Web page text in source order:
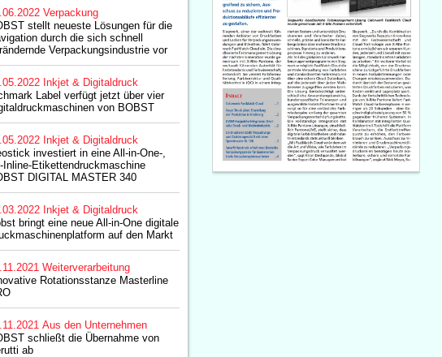
Verpackung
stellt neueste Lösungen für die
durch die sich schnell
Verpackungsindustrie vor
Inkjet & Digitaldruck
Label verfügt jetzt über vier
von BOBST
Inkjet & Digitaldruck
investiert in eine All-in-One-,
Inline-Etikettendruckmaschine
DIGITAL MASTER 340
Inkjet & Digitaldruck
bringt eine neue All-in-One digitale
auf den Markt
Weiterverarbeitung
Rotationsstanze Masterline
Aus den Unternehmen
schließt die Übernahme von
ab